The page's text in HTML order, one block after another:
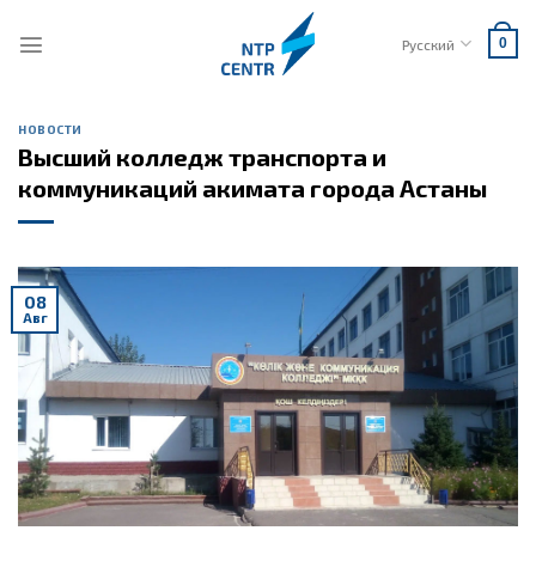
Русский 0
НОВОСТИ
Высший колледж транспорта и
коммуникаций акимата города Астаны
08
Авг